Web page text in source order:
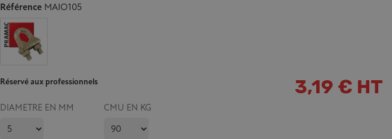
Référence MAIO105
3,19 € HT
Réservé aux professionnels
DIAMETRE EN MM CMU EN KG